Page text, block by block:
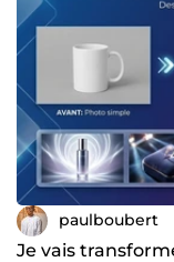
paulboubert
Je vais